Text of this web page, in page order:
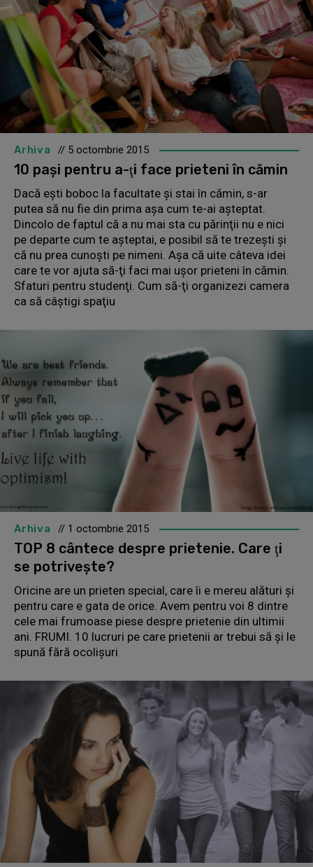
Arhiva // 5 octombrie 2015
10 paşi pentru a-ţi face prieteni în cămin
Dacă eşti boboc la facultate şi stai în cămin, s-ar
putea să nu fie din prima aşa cum te-ai aşteptat.
Dincolo de faptul că a nu mai sta cu părinţii nu e nici
pe departe cum te aşteptai, e posibil să te trezeşti şi
că nu prea cunoşti pe nimeni. Aşa că uite câteva idei
care te vor ajuta să-ţi faci mai uşor prieteni în cămin.
Sfaturi pentru studenţi. Cum să-ţi organizezi camera
ca să câştigi spaţiu
Arhiva // 1 octombrie 2015
TOP 8 cântece despre prietenie. Care ţi
se potriveşte?
Oricine are un prieten special, care îi e mereu alături şi
pentru care e gata de orice. Avem pentru voi 8 dintre
cele mai frumoase piese despre prietenie din ultimii
ani. FRUMI. 10 lucruri pe care prietenii ar trebui să şi le
spună fără ocolişuri